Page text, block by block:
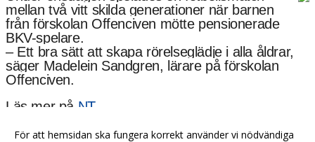
mellan två vitt skilda generationer när barnen
från förskolan Offenciven mötte pensionerade
BKV-spelare.
– Ett bra sätt att skapa rörelseglädje i alla åldrar,
säger Madelein Sandgren, lärare på förskolan
Offenciven.
Läs mer på NT
Bild och text; Andreas Larsson (NT)
För att hemsidan ska fungera korrekt använder vi nödvändiga